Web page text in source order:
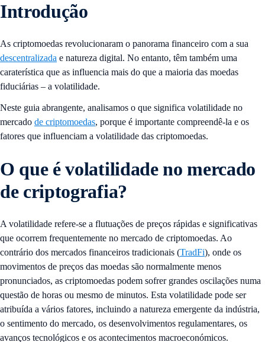
Introdução
As criptomoedas revolucionaram o panorama financeiro com a sua
descentralizada e natureza digital. No entanto, têm também uma
caraterística que as influencia mais do que a maioria das moedas
fiduciárias – a volatilidade.
Neste guia abrangente, analisamos o que significa volatilidade no
mercado de criptomoedas, porque é importante compreendê-la e os
fatores que influenciam a volatilidade das criptomoedas.
O que é volatilidade no mercado
de criptografia?
A volatilidade refere-se a flutuações de preços rápidas e significativas
que ocorrem frequentemente no mercado de criptomoedas. Ao
contrário dos mercados financeiros tradicionais (TradFi), onde os
movimentos de preços das moedas são normalmente menos
pronunciados, as criptomoedas podem sofrer grandes oscilações numa
questão de horas ou mesmo de minutos. Esta volatilidade pode ser
atribuída a vários fatores, incluindo a natureza emergente da indústria,
o sentimento do mercado, os desenvolvimentos regulamentares, os
avanços tecnológicos e os acontecimentos macroeconómicos.